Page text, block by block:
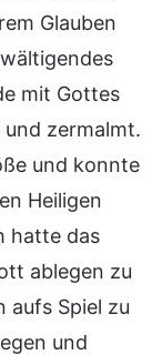
Glauben
mit Gottes
zermalmt.
und konnte
Heiligen
hatte das
ablegen zu
aufs Spiel zu
und